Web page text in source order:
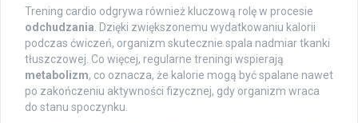
Trening cardio odgrywa również kluczową rolę w procesie
odchudzania . Dzięki zwiększonemu wydatkowaniu kalorii
podczas ćwiczeń, organizm skutecznie spala nadmiar tkanki
tłuszczowej. Co więcej, regularne treningi wspierają
metabolizm, co oznacza, że kalorie mogą być spalane nawet
po zakończeniu aktywności fizycznej, gdy organizm wraca
do stanu spoczynku.